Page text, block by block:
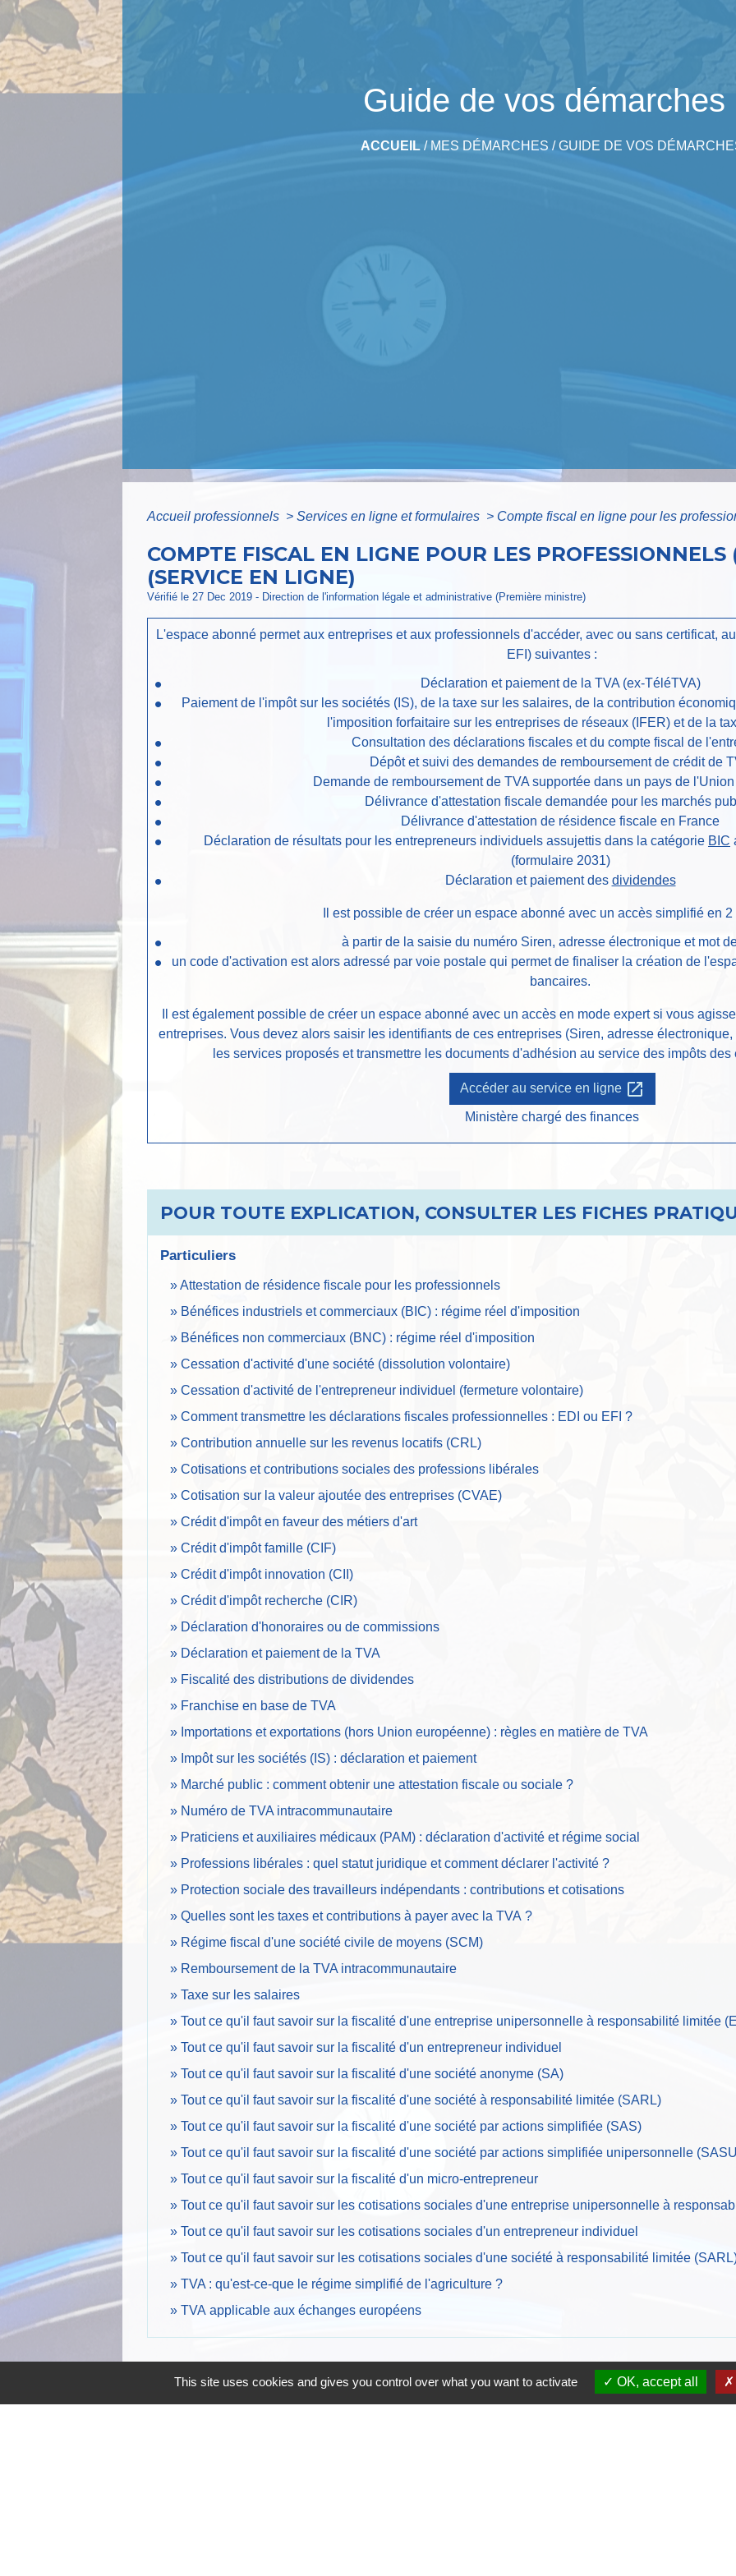
Guide de vos démarches
ACCUEIL / MES DÉMARCHES /GUIDE DE VOS
Accueil professionnels > Services en ligne et formulaires > Compte fiscal en ligne pour les
COMPTE FISCAL EN LIGNE POUR LES PROFESSIONNELS
(SERVICE EN LIGNE)
Vérifié le 27 Dec 2019 - Direction de l'information légale et administrative (Première ministre)
L'espace abonné permet aux entreprises et aux professionnels d'accéder, avec ou sans certificat,
EFI) suivantes :
Déclaration et paiement de la TVA (ex-TéléTVA)
Paiement de l'impôt sur les sociétés (IS), de la taxe sur les salaires, de la contribution
l'imposition forfaitaire sur les entreprises de réseaux (IFER) et de la
Consultation des déclarations fiscales et du compte fiscal de
Dépôt et suivi des demandes de remboursement de crédit de
Demande de remboursement de TVA supportée dans un pays de
Délivrance d'attestation fiscale demandée pour les marchés
Délivrance d'attestation de résidence fiscale en France
Déclaration de résultats pour les entrepreneurs individuels assujettis dans la catégorie BIC
(formulaire 2031)
Déclaration et paiement des dividendes
Il est possible de créer un espace abonné avec un accès simplifié en 2
à partir de la saisie du numéro Siren, adresse électronique et mot
un code d'activation est alors adressé par voie postale qui permet de finaliser la création de
bancaires.
Il est également possible de créer un espace abonné avec un accès en mode expert si vous
entreprises. Vous devez alors saisir les identifiants de ces entreprises (Siren, adresse
les services proposés et transmettre les documents d'adhésion au service des impôts
Accéder au service en ligne open_in_new
Ministère chargé des finances
POUR TOUTE EXPLICATION, CONSULTER LES FICHES
Particuliers
Attestation de résidence fiscale pour les professionnels
Bénéfices industriels et commerciaux (BIC) : régime réel d'imposition
Bénéfices non commerciaux (BNC) : régime réel d'imposition
Cessation d'activité d'une société (dissolution volontaire)
Cessation d'activité de l'entrepreneur individuel (fermeture volontaire)
Comment transmettre les déclarations fiscales professionnelles : EDI ou EFI ?
Contribution annuelle sur les revenus locatifs (CRL)
Cotisations et contributions sociales des professions libérales
Cotisation sur la valeur ajoutée des entreprises (CVAE)
Crédit d'impôt en faveur des métiers d'art
Crédit d'impôt famille (CIF)
Crédit d'impôt innovation (CII)
Crédit d'impôt recherche (CIR)
Déclaration d'honoraires ou de commissions
Déclaration et paiement de la TVA
Fiscalité des distributions de dividendes
Franchise en base de TVA
Importations et exportations (hors Union européenne) : règles en matière de TVA
Impôt sur les sociétés (IS) : déclaration et paiement
Marché public : comment obtenir une attestation fiscale ou sociale ?
Numéro de TVA intracommunautaire
Praticiens et auxiliaires médicaux (PAM) : déclaration d'activité et régime social
Professions libérales : quel statut juridique et comment déclarer l'activité ?
Protection sociale des travailleurs indépendants : contributions et cotisations
Quelles sont les taxes et contributions à payer avec la TVA ?
Régime fiscal d'une société civile de moyens (SCM)
Remboursement de la TVA intracommunautaire
Taxe sur les salaires
Tout ce qu'il faut savoir sur la fiscalité d'une entreprise unipersonnelle à responsabilité limitée
Tout ce qu'il faut savoir sur la fiscalité d'un entrepreneur individuel
Tout ce qu'il faut savoir sur la fiscalité d'une société anonyme (SA)
Tout ce qu'il faut savoir sur la fiscalité d'une société à responsabilité limitée (SARL)
Tout ce qu'il faut savoir sur la fiscalité d'une société par actions simplifiée (SAS)
Tout ce qu'il faut savoir sur la fiscalité d'une société par actions simplifiée unipersonnelle
Tout ce qu'il faut savoir sur la fiscalité d'un micro-entrepreneur
Tout ce qu'il faut savoir sur les cotisations sociales d'une entreprise unipersonnelle à
Tout ce qu'il faut savoir sur les cotisations sociales d'un entrepreneur individuel
Tout ce qu'il faut savoir sur les cotisations sociales d'une société à responsabilité limitée
TVA : qu'est-ce-que le régime simplifié de l'agriculture ?
TVA applicable aux échanges européens
This site uses cookies and gives you control over what you want to activate OK, accept all